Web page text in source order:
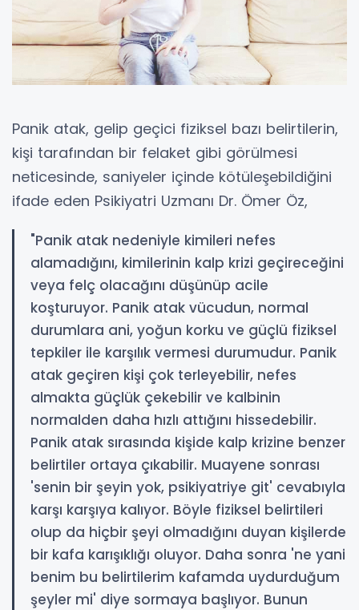
Panik atak, gelip geçici fiziksel bazı belirtilerin,
kişi tarafından bir felaket gibi görülmesi
neticesinde, saniyeler içinde kötüleşebildiğini
ifade eden Psikiyatri Uzmanı Dr. Ömer Öz,
"Panik atak nedeniyle kimileri nefes
alamadığını, kimilerinin kalp krizi geçireceğini
veya felç olacağını düşünüp acile
koşturuyor. Panik atak vücudun, normal
durumlara ani, yoğun korku ve güçlü fiziksel
tepkiler ile karşılık vermesi durumudur. Panik
atak geçiren kişi çok terleyebilir, nefes
almakta güçlük çekebilir ve kalbinin
normalden daha hızlı attığını hissedebilir.
Panik atak sırasında kişide kalp krizine benzer
belirtiler ortaya çıkabilir. Muayene sonrası
'senin bir şeyin yok, psikiyatriye git' cevabıyla
karşı karşıya kalıyor. Böyle fiziksel belirtileri
olup da hiçbir şeyi olmadığını duyan kişilerde
bir kafa karışıklığı oluyor. Daha sonra 'ne yani
benim bu belirtilerim kafamda uydurduğum
şeyler mi' diye sormaya başlıyor. Bunun